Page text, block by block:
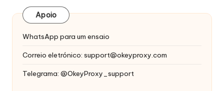
Apoio
WhatsApp para um ensaio
Correio eletrónico: support@okeyproxy.com
Telegrama: @OkeyProxy_support